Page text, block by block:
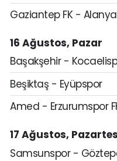
Gaziantep FK -
16 Ağustos, Pazar
Başakşehir -
Beşiktaş - Eyüpspor
Amed - Erzurumspor
17 Ağustos,
Samsunspor -